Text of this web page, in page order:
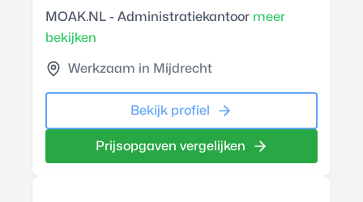
MOAK.NL - Administratiekantoor meer
bekijken
Werkzaam in Mijdrecht
Bekijk profiel
Prijsopgaven vergelijken